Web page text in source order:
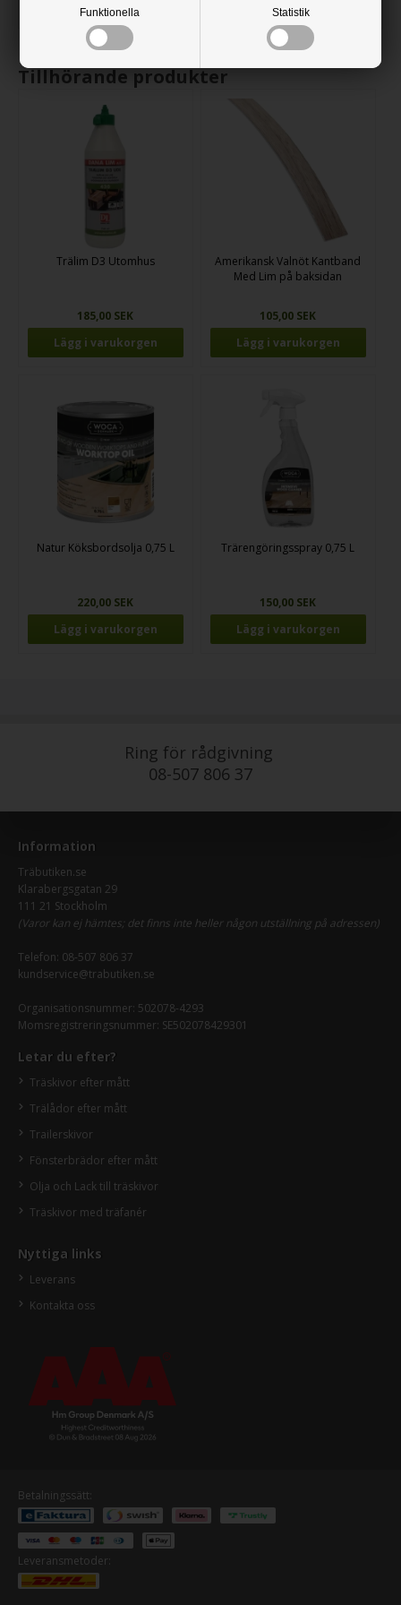
Funktionella Statistik
Tillhörande produkter
Trälim D3 Utomhus
185,00 SEK
Amerikansk Valnöt Kantband
Med Lim på baksidan
105,00 SEK
Natur Köksbordsolja 0,75 L
220,00 SEK
Trärengöringsspray 0,75 L
150,00 SEK
Ring för rådgivning
08-507 806 37
Information
Träbutiken.se
Klarabergsgatan 29
111 21 Stockholm
(Varor kan ej hämtes; det finns inte heller någon utställning på adressen)
Telefon: 08-507 806 37
kundservice@trabutiken.se
Organisationsnummer: 502078-4293
Momsregistreringsnummer: SE502078429301
Letar du efter?
Träskivor efter mått
Trälådor efter mått
Trailerskivor
Fönsterbrädor efter mått
Olja och Lack till träskivor
Träskivor med träfanér
Nyttiga links
Leverans
Kontakta oss
Betalningssätt:
Leveransmetoder: